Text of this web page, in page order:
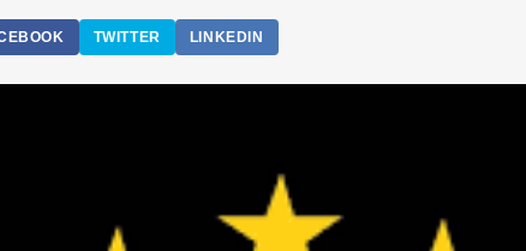
TWITTER LINKEDIN